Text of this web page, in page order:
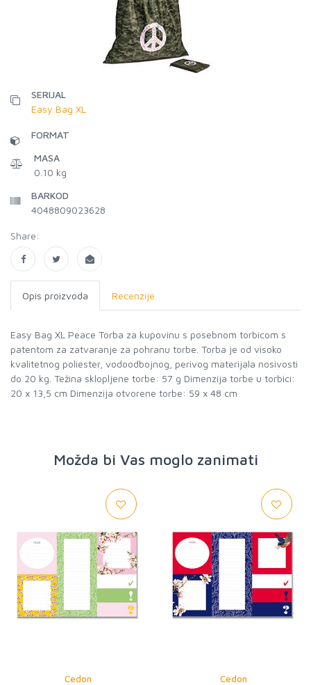
SERIJAL
Easy Bag XL
FORMAT
MASA
0.10 kg
BARKOD
4048809023628
Share:
Opis proizvoda Recenzije
Easy Bag XL Peace Torba za kupovinu s posebnom torbicom s
patentom za zatvaranje za pohranu torbe. Torba je od visoko
kvalitetnog poliester, vodoodbojnog, perivog materijala nosivosti
do 20 kg. Težina sklopljene torbe: 57 g Dimenzija torbe u torbici:
20 x 13,5 cm Dimenzija otvorene torbe: 59 x 48 cm
Možda bi Vas moglo zanimati
Cedon Cedon